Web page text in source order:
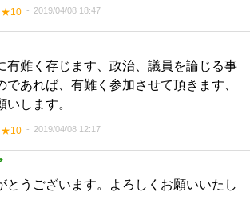
★10 2019/04/08 18:47
有難く存じます、政治、議員を論じる事
であれば、有難く参加させて頂きます、
いします。
★10 2019/04/08 12:17
とうございます。よろしくお願いいたし